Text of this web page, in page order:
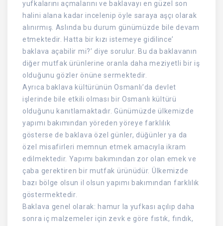
yufkalarını açmalarını ve baklavayı en güzel son
halini alana kadar incelenip öyle saraya aşçı olarak
alınırmış. Aslında bu durum günümüzde bile devam
etmektedir. Hatta bir kızı istemeye gidilince’
baklava açabilir mi?’ diye sorulur. Bu da baklavanın
diğer mutfak ürünlerine oranla daha meziyetli bir iş
olduğunu gözler önüne sermektedir.
Ayrıca baklava kültürünün Osmanlı’da devlet
işlerinde bile etkili olması bir Osmanlı kültürü
olduğunu kanıtlamaktadır. Günümüzde ülkemizde
yapımı bakımından yöreden yöreye farklılık
gösterse de baklava özel günler, düğünler ya da
özel misafirleri memnun etmek amacıyla ikram
edilmektedir. Yapımı bakımından zor olan emek ve
çaba gerektiren bir mutfak ürünüdür. Ülkemizde
bazı bölge olsun il olsun yapımı bakımından farklılık
göstermektedir.
Baklava genel olarak: hamur la yufkası açılıp daha
sonra iç malzemeler için zevk e göre fıstık, fındık,